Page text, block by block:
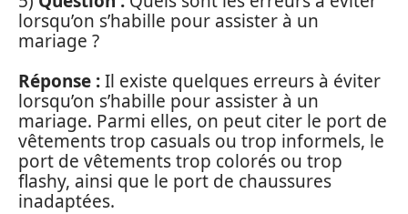
lorsqu’on s’habille pour assister à un
mariage ?
Réponse :Il existe quelques erreurs à éviter
lorsqu’on s’habille pour assister à un
mariage. Parmi elles, on peut citer le port de
vêtements trop casuals ou trop informels, le
port de vêtements trop colorés ou trop
flashy, ainsi que le port de chaussures
inadaptées.